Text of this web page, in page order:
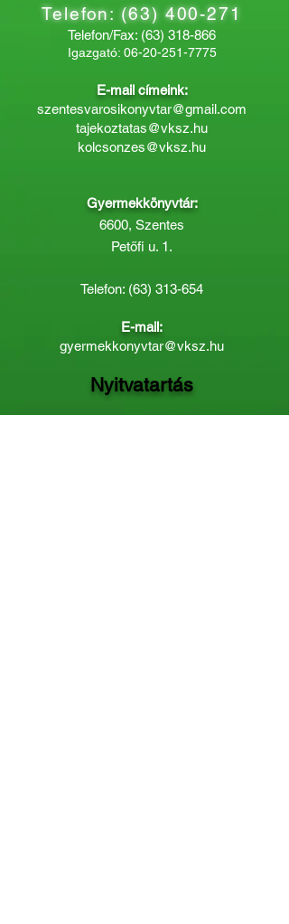
Telefon:(63) 400-271
Telefon/Fax: (63) 318-866
Igazgató: 06-20-251-7775
E-mail címeink:
szentesvarosikonyvtar@gmail.com
tajekoztatas@vksz.hu
kolcsonzes@vksz.hu
Gyermekkönyvtár:
6600, Szentes
Petőfi u. 1.
Telefon: (63) 313-654
E-mail:
gyermekkonyvtar@vksz.hu
Nyitvatartás